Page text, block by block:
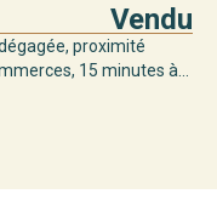
Vendu
proximité
15 minutes à...